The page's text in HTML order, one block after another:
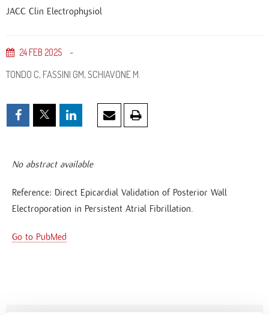
JACC Clin Electrophysiol
24 FEB 2025
TONDO C, FASSINI GM, SCHIAVONE M.
No abstract available
Reference: Direct Epicardial Validation of Posterior Wall
Electroporation in Persistent Atrial Fibrillation.
Go to PubMed